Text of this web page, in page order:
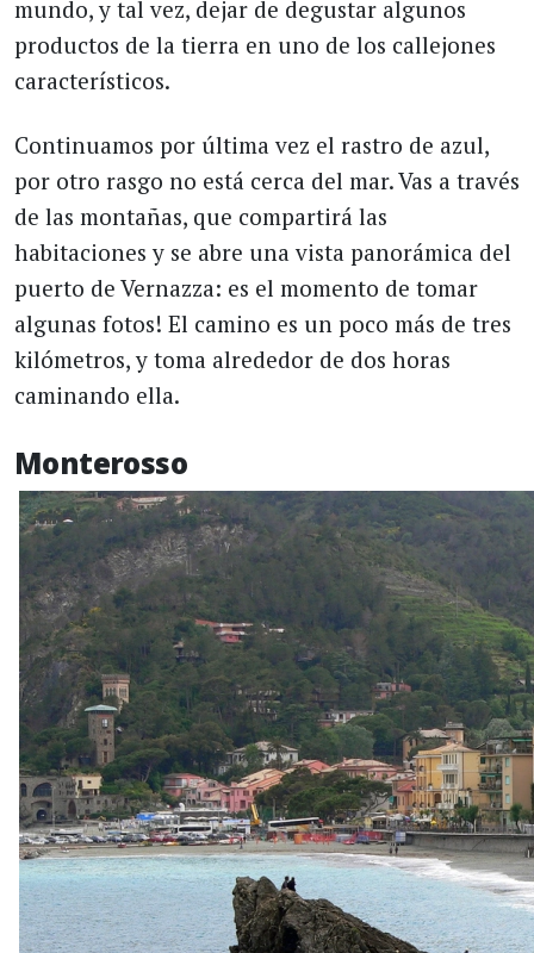
mundo, y tal vez, dejar de degustar algunos
productos de la tierra en uno de los callejones
característicos.
Continuamos por última vez el rastro de azul,
por otro rasgo no está cerca del mar. Vas a través
de las montañas, que compartirá las
habitaciones y se abre una vista panorámica del
puerto de Vernazza: es el momento de tomar
algunas fotos! El camino es un poco más de tres
kilómetros, y toma alrededor de dos horas
caminando ella.
Monterosso